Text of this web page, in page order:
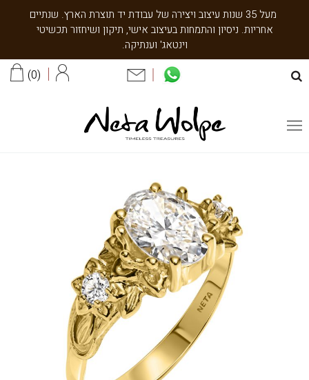
מעל 35 שנות עיצוב ויצירה של עבודת יד תוצרת הארץ. שנתיים
אחריות. ניסיון והתמחות בעיצוב אישי, תיקון ושיחזור תכשיטי
וינטאג' וענתיקה.
0